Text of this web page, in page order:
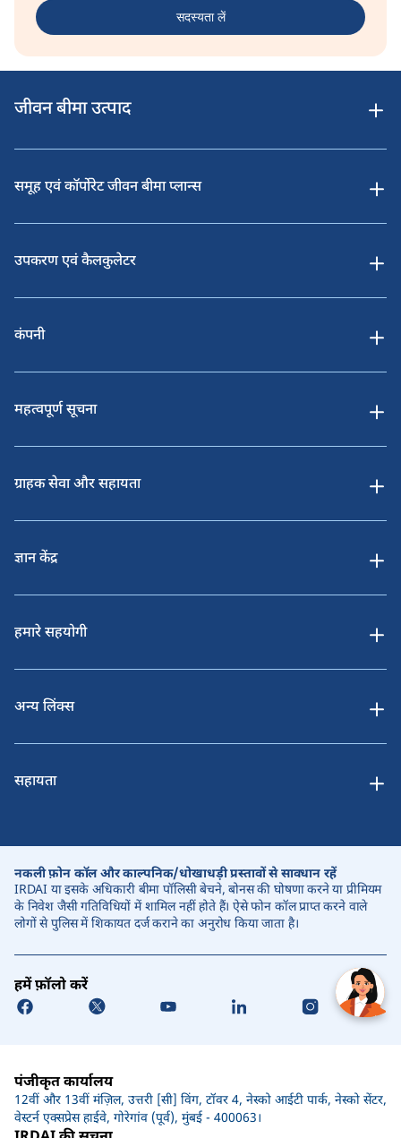
सदस्यता लें
जीवन बीमा उत्पाद
समूह एवं कॉर्पोरेट जीवन बीमा प्लान्स
उपकरण एवं कैलकुलेटर
कंपनी
महत्वपूर्ण सूचना
ग्राहक सेवा और सहायता
ज्ञान केंद्र
हमारे सहयोगी
अन्य लिंक्स
सहायता
नकली फ़ोन कॉल और काल्पनिक/धोखाधड़ी प्रस्तावों से सावधान रहें
IRDAI या इसके अधिकारी बीमा पॉलिसी बेचने, बोनस की घोषणा करने या प्रीमियम
के निवेश जैसी गतिविधियों में शामिल नहीं होते हैं। ऐसे फोन कॉल प्राप्त करने वाले
लोगों से पुलिस में शिकायत दर्ज कराने का अनुरोध किया जाता है।
हमें फ़ॉलो करें
पंजीकृत कार्यालय
12वीं और 13वीं मंज़िल, उत्तरी [सी] विंग, टॉवर 4, नेस्को आईटी पार्क, नेस्को सेंटर,
वेस्टर्न एक्सप्रेस हाईवे, गोरेगांव (पूर्व), मुंबई - 400063।